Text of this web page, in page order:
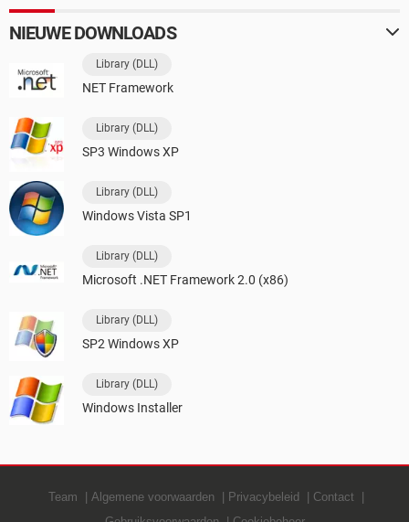
NIEUWE DOWNLOADS
Library (DLL)
NET Framework
Library (DLL)
SP3 Windows XP
Library (DLL)
Windows Vista SP1
Library (DLL)
Microsoft .NET Framework 2.0 (x86)
Library (DLL)
SP2 Windows XP
Library (DLL)
Windows Installer
Team Algemene voorwaarden Privacybeleid
Contact